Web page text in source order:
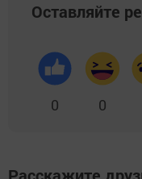
Оставляйте
0 0